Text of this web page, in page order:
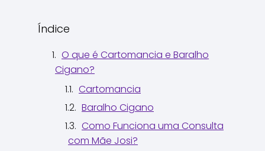
Índice
O que é Cartomancia e Baralho
Cigano?
Cartomancia
Baralho Cigano
Como Funciona uma Consulta
com Mãe Josi?